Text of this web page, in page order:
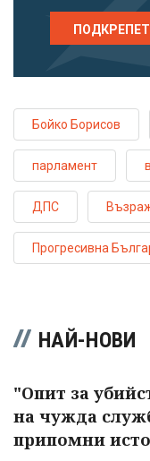
Бойко Борисов
парламент
ДПС
Прогресивна
НАЙ-НОВИ
"Опит за
на чужда
припомни